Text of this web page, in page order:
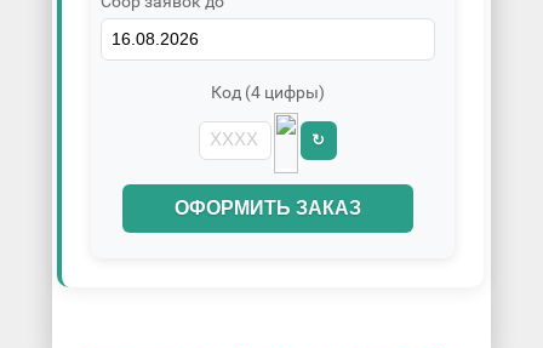
Код (4 цифры)
↻
ОФОРМИТЬ ЗАКАЗ